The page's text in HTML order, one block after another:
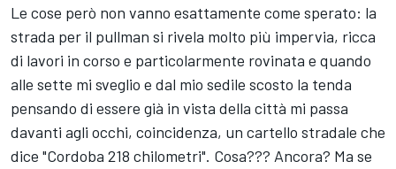
Le cose però non vanno esattamente come sperato: la
strada per il pullman si rivela molto più impervia, ricca
di lavori in corso e particolarmente rovinata e quando
alle sette mi sveglio e dal mio sedile scosto la tenda
pensando di essere già in vista della città mi passa
davanti agli occhi, coincidenza, un cartello stradale che
dice "Cordoba 218 chilometri". Cosa??? Ancora? Ma se